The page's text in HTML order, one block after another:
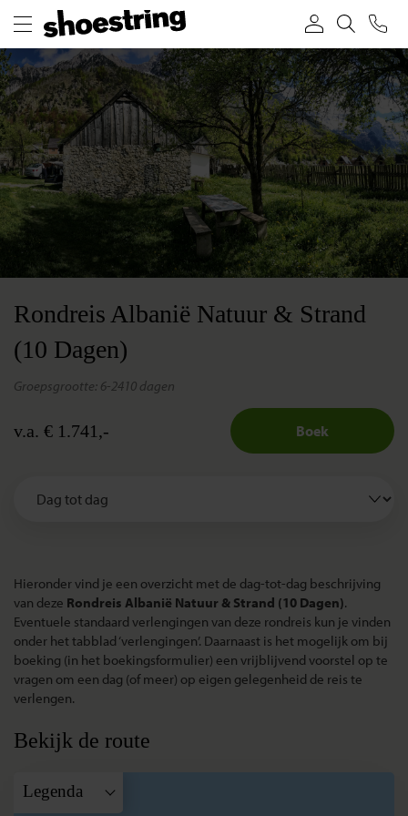
Rondreis Albanië Natuur & Strand
(10 Dagen)
Boek
v.a. € 1.741,-
groepsgrootte: 6-24 10 dagen
Hieronder vind je een overzicht met de dag-tot-dag beschrijving
van deze Rondreis Albanië Natuur & Strand (10 Dagen).
Eventuele standaard verlengingen van deze rondreis kun je vinden
onder het tabblad ‘verlengingen’. Daarnaast is het mogelijk om bij
boeking (in het boekingsformulier) een vrijblijvend voorstel op te
vragen om een dag (of meer) op eigen gelegenheid de reis te
verlengen.
Bekijk de route
Legenda